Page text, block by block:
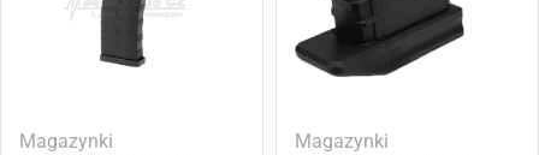
Magazynki
Magazynki